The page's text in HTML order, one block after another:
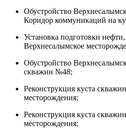
Обустройство
Коридор коммуникаций на
Установка подготовки
Верхнесалымское
Обустройство
скважин №48;
Реконструкция куста
месторождения;
Реконструкция куста
месторождения;